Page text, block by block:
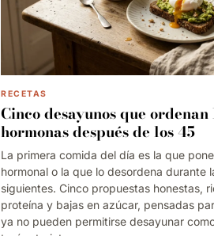
RECETAS
Cinco desayunos que ordenan
hormonas después de los 45
La primera comida del día es la que
hormonal o la que lo desordena durante
siguientes. Cinco propuestas honestas,
proteína y bajas en azúcar, pensadas
ya no pueden permitirse desayunar